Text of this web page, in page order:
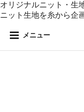
オリジナルニット・
ニット生地を糸から企
メニュー